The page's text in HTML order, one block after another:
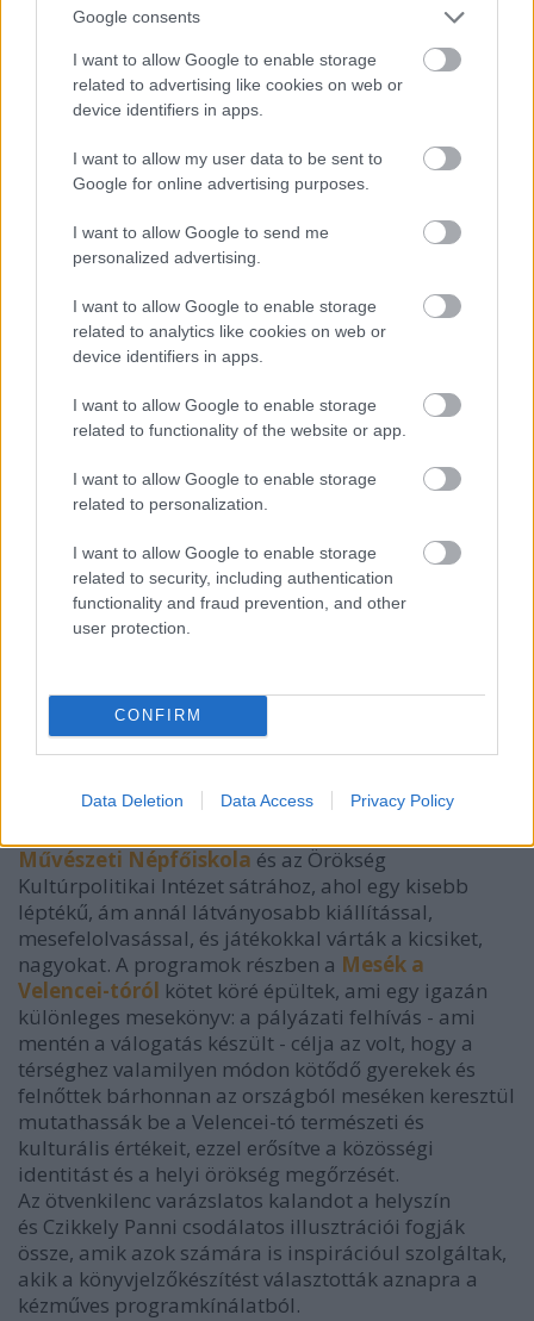
Google consents
I want to allow Google to enable storage
related to advertising like cookies on web or
device identifiers in apps.
I want to allow my user data to be sent to
Google for online advertising purposes.
I want to allow Google to send me
personalized advertising.
I want to allow Google to enable storage
related to analytics like cookies on web or
device identifiers in apps.
I want to allow Google to enable storage
related to functionality of the website or app.
I want to allow Google to enable storage
related to personalization.
I want to allow Google to enable storage
related to security, including authentication
functionality and fraud prevention, and other
user protection.
CONFIRM
Data Deletion Data Access Privacy Policy
Művészeti Népfőiskola és az Örökség
Kultúrpolitikai Intézet sátrához, ahol egy kisebb
léptékű, ám annál látványosabb kiállítással,
mesefelolvasással, és játékokkal várták a kicsiket,
nagyokat. A programok részben a Mesék a
Velencei-tóról kötet köré épültek, ami egy igazán
különleges mesekönyv: a pályázati felhívás - ami
mentén a válogatás készült - célja az volt, hogy a
térséghez valamilyen módon kötődő gyerekek és
felnőttek bárhonnan az országból meséken keresztül
mutathassák be a Velencei-tó természeti és
kulturális értékeit, ezzel erősítve a közösségi
identitást és a helyi örökség megőrzését.
Az ötvenkilenc varázslatos kalandot a helyszín
és Czikkely Panni csodálatos illusztrációi fogják
össze, amik azok számára is inspirációul szolgáltak,
akik a könyvjelzőkészítést választották aznapra a
kézműves programkínálatból.